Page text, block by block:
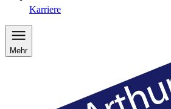
Karriere
Mehr